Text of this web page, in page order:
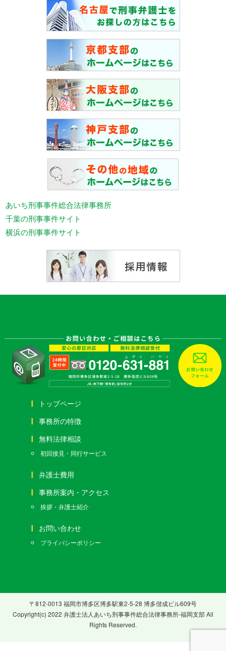
あいち刑事事件総合法律事務所
千葉の刑事事件サイト
横浜の刑事事件サイト
トップページ
事務所の特徴
無料法律相談
初回接見・同行サービス
弁護士費用
事務所案内・アクセス
挨拶・弁護士紹介
お問い合わせ
プライバシーポリシー
〒812-0013 福岡市博多区博多駅東2-5-28 博多偕成ビル609号
Copyright(c) 2022 弁護士法人あいち刑事事件総合法律事務所-福岡支部 All
Rights Reserved.